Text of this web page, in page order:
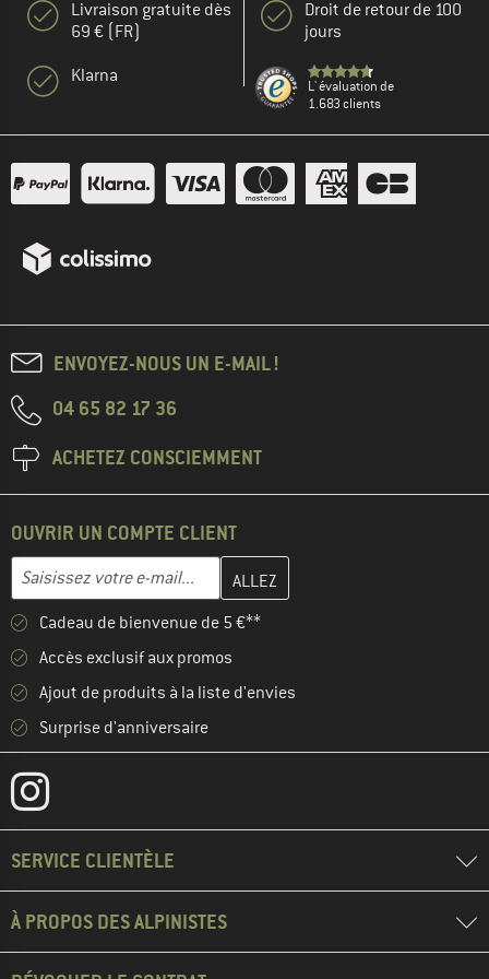
Livraison gratuite dès
69 € (FR)
Klarna
Droit de retour de 100
jours
L' évaluation de
1.683 clients
ENVOYEZ-NOUS UN E-MAIL !
04 65 82 17 36
ACHETEZ CONSCIEMMENT
OUVRIR UN COMPTE CLIENT
Adresse e-mail
Entrez votre adresse e-mail ici et créez votre compte client à la
Cadeau de bienvenue de 5 €**
Accès exclusif aux promos
Ajout de produits à la liste d'envies
Surprise d'anniversaire
SERVICE CLIENTÈLE
À PROPOS DES ALPINISTES